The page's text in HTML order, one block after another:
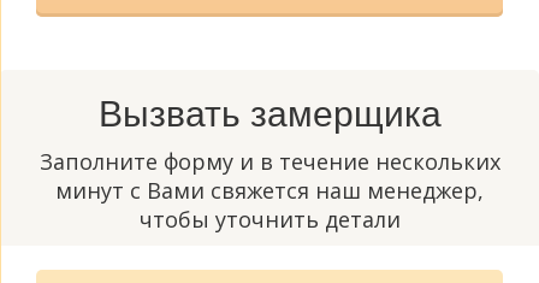
Вызвать замерщика
Заполните форму и в течение нескольких
минут с Вами свяжется наш менеджер,
чтобы уточнить детали